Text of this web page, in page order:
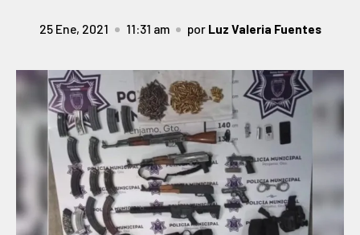
25 Ene, 2021 11:31 am por Luz Valeria Fuentes